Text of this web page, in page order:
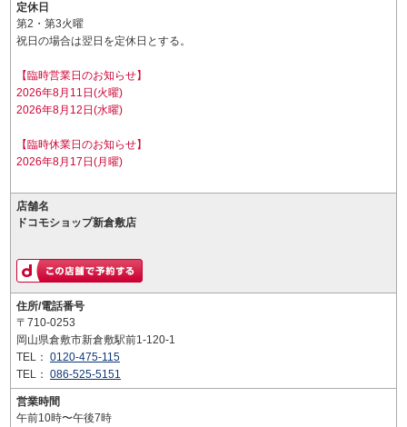
定休日
第2・第3火曜
祝日の場合は翌日を定休日とする。
【臨時営業日のお知らせ】
2026年8月11日(火曜)
2026年8月12日(水曜)
【臨時休業日のお知らせ】
2026年8月17日(月曜)
店舗名
ドコモショップ新倉敷店
住所/電話番号
〒710-0253
岡山県倉敷市新倉敷駅前1-120-1
TEL： 0120-475-115
TEL： 086-525-5151
営業時間
午前10時〜午後7時